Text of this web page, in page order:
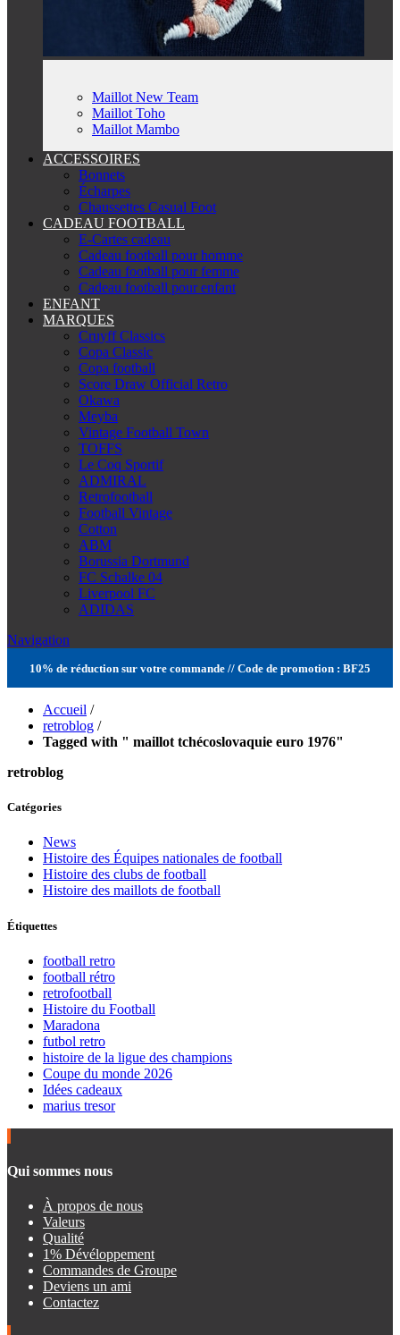
Maillot New Team
Maillot Toho
Maillot Mambo
ACCESSOIRES
Bonnets
Écharpes
Chaussettes Casual Foot
CADEAU FOOTBALL
E-Cartes cadeau
Cadeau football pour homme
Cadeau football pour femme
Cadeau football pour enfant
ENFANT
MARQUES
Cruyff Classics
Copa Classic
Copa football
Score Draw Official Retro
Okawa
Meyba
Vintage Football Town
TOFFS
Le Coq Sportif
ADMIRAL
Retrofootball
Football Vintage
Cotton
ABM
Borussia Dortmund
FC Schalke 04
Liverpool FC
ADIDAS
Navigation
10% de réduction sur votre commande // Code de promotion : BF25
Accueil /
retroblog /
Tagged with " maillot tchécoslovaquie euro 1976"
retroblog
Catégories
News
Histoire des Équipes nationales de football
Histoire des clubs de football
Histoire des maillots de football
Étiquettes
football retro
football rétro
retrofootball
Histoire du Football
Maradona
futbol retro
histoire de la ligue des champions
Coupe du monde 2026
Idées cadeaux
marius tresor
Qui sommes nous
À propos de nous
Valeurs
Qualité
1% Dévéloppement
Commandes de Groupe
Deviens un ami
Contactez